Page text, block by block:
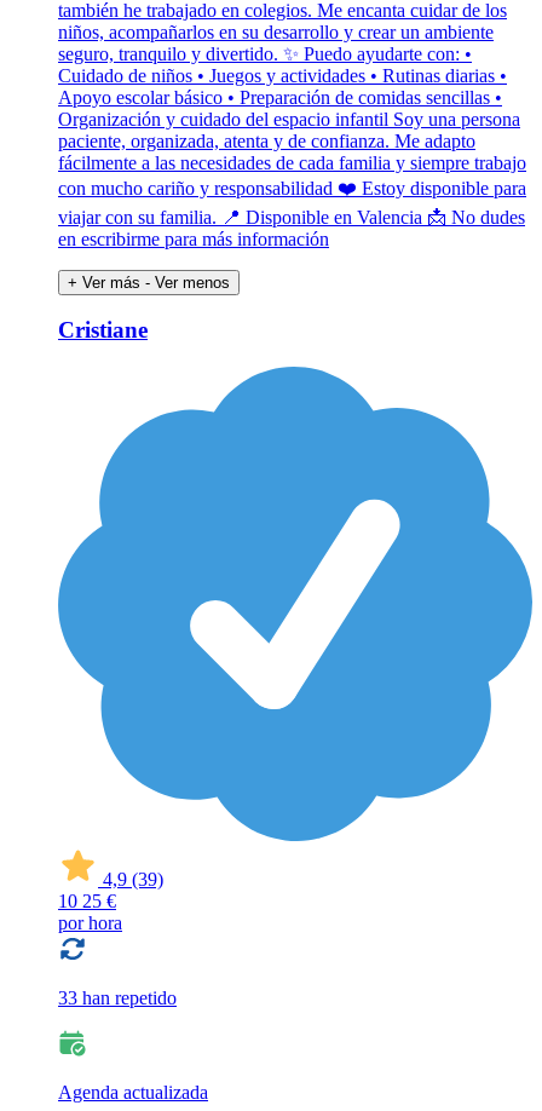
también he trabajado en colegios. Me encanta cuidar de los
niños, acompañarlos en su desarrollo y crear un ambiente
seguro, tranquilo y divertido. ✨ Puedo ayudarte con: •
Cuidado de niños • Juegos y actividades • Rutinas diarias •
Apoyo escolar básico • Preparación de comidas sencillas •
Organización y cuidado del espacio infantil Soy una persona
paciente, organizada, atenta y de confianza. Me adapto
fácilmente a las necesidades de cada familia y siempre trabajo
con mucho cariño y responsabilidad ❤️ Estoy disponible para
viajar con su familia. 📍 Disponible en Valencia 📩 No dudes
en escribirme para más información
+ Ver más - Ver menos
Cristiane
4,9 (39)
10 25 €
por hora
33 han repetido
Agenda actualizada